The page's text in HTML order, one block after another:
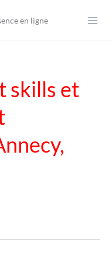
en ligne
skills et